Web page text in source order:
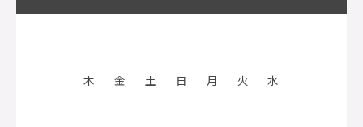
木 金 土 日 月 火 水